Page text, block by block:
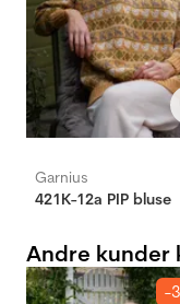
Garnius
421K-12a PIP bluse
Andre kunder
-